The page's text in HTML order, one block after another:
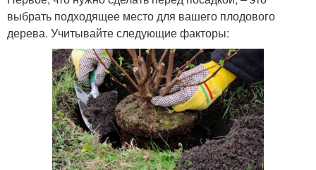
выбрать подходящее место для вашего плодового
дерева. Учитывайте следующие факторы: